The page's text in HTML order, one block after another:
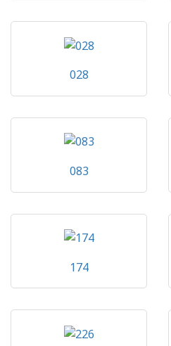
028
083
174